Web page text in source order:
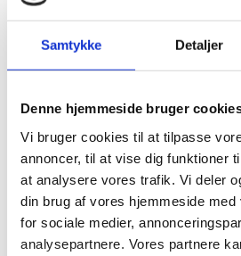
Samtykke Detaljer
Denne hjemmeside bruger
Vi bruger cookies til at tilpasse
annoncer, til at vise dig funktioner
at analysere vores trafik. Vi deler
din brug af vores hjemmeside med
for sociale medier,
analysepartnere. Vores partnere
Pakning